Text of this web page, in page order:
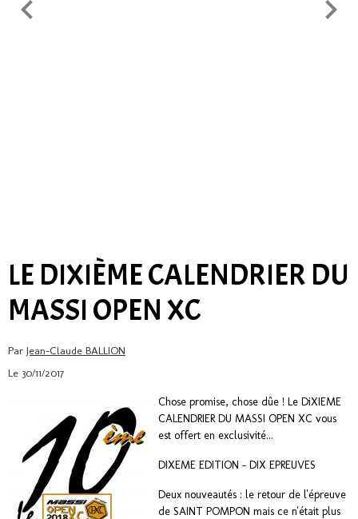
LE DIXIÈME CALENDRIER DU
MASSI OPEN XC
Par Jean-Claude BALLION
Le 30/11/2017
Chose promise, chose dûe ! Le DiXIEME
CALENDRIER DU MASSI OPEN XC vous
est offert en exclusivité...
DIXEME EDITION - DIX EPREUVES
Deux nouveautés : le retour de l'épreuve
de SAINT POMPON mais ce n'était plus